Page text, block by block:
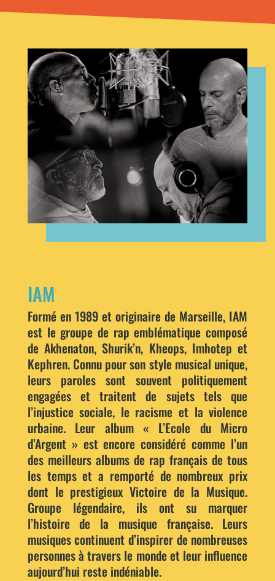
IAM
Formé en 1989 et originaire de Marseille, IAM
est le groupe de rap emblématique composé
de Akhenaton, Shurik’n, Kheops, Imhotep et
Kephren. Connu pour son style musical unique,
leurs paroles sont souvent politiquement
engagées et traitent de sujets tels que
l’injustice sociale, le racisme et la violence
urbaine. Leur album « L’Ecole du Micro
d’Argent » est encore considéré comme l’un
des meilleurs albums de rap français de tous
les temps et a remporté de nombreux prix
dont le prestigieux Victoire de la Musique.
Groupe légendaire, ils ont su marquer
l’histoire de la musique française. Leurs
musiques continuent d’inspirer de nombreuses
personnes à travers le monde et leur influence
aujourd’hui reste indéniable.